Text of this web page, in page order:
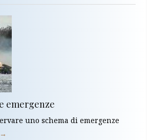
emergenze
uno schema di emergenze